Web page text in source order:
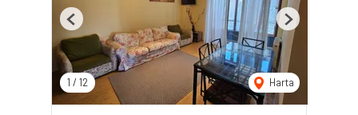
1 / 12 Harta
Previous Next